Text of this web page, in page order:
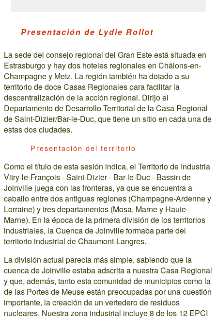
Presentación de Lydie Rollot
La sede del consejo regional del Gran Este está situada en
Estrasburgo y hay dos hoteles regionales en Châlons-en-
Champagne y Metz. La región también ha dotado a su
territorio de doce Casas Regionales para facilitar la
descentralización de la acción regional. Dirijo el
Departamento de Desarrollo Territorial de la Casa Regional
de Saint-Dizier/Bar-le-Duc, que tiene un sitio en cada una de
estas dos ciudades.
Presentación del territorio
Como el título de esta sesión indica, el Territorio de Industria
Vitry-le-François - Saint-Dizier - Bar-le-Duc - Bassin de
Joinville juega con las fronteras, ya que se encuentra a
caballo entre dos antiguas regiones (Champagne-Ardenne y
Lorraine) y tres departamentos (Mosa, Marne y Haute-
Marne). En la época de la primera división de los territorios
industriales, la Cuenca de Joinville formaba parte del
territorio industrial de Chaumont-Langres.
La división actual parecía más simple, sabiendo que la
cuenca de Joinville estaba adscrita a nuestra Casa Regional
y que, además, tanto esta comunidad de municipios como la
de las Portes de Meuse están preocupadas por una cuestión
importante, la creación de un vertedero de residuos
nucleares. Nuestra zona industrial incluye 8 de los 12 EPCI